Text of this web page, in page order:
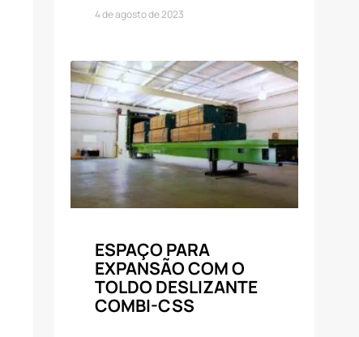
4 de agosto de 2023
ESPAÇO PARA
EXPANSÃO COM O
TOLDO DESLIZANTE
COMBI-CSS